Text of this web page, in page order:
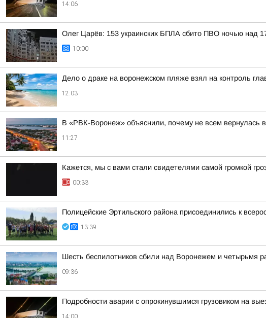
14:06
Олег Царёв: 153 украинских БПЛА сбито ПВО ночью над
10:00
Дело о драке на воронежском пляже взял на контроль
12:03
В «РВК-Воронеж» объяснили, почему не всем вернулась
11:27
Кажется, мы с вами стали свидетелями самой громкой
00:33
Полицейские Эртильского района присоединились к
13:39
Шесть беспилотников сбили над Воронежем и четырьмя
09:36
Подробности аварии с опрокинувшимся грузовиком на
14:00